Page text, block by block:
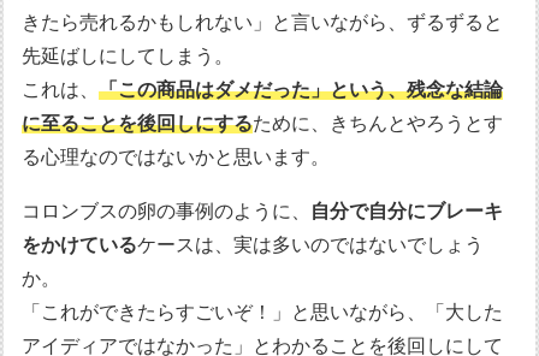
きたら売れるかもしれない」と言いながら、ずるずると
先延ばしにしてしまう。
これは、「この商品はダメだった」という、残念な結論
に至ることを後回しにするために、きちんとやろうとす
る心理なのではないかと思います。
コロンブスの卵の事例のように、 自分で自分にブレーキ
をかけているケースは、実は多いのではないでしょう
か。
「これができたらすごいぞ！」と思いながら、「大した
アイディアではなかった」とわかることを後回しにして